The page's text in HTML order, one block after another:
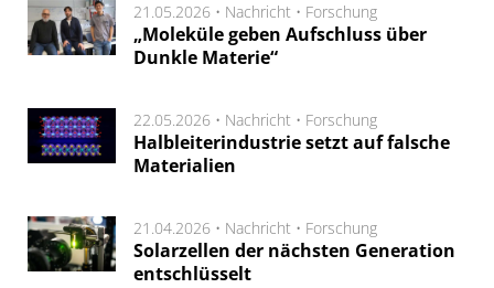
21.05.2026 • Nachricht • Forschung
„Moleküle geben Aufschluss über
Dunkle Materie“
22.05.2026 • Nachricht • Forschung
Halbleiterindustrie setzt auf falsche
Materialien
21.04.2026 • Nachricht • Forschung
Solarzellen der nächsten Generation
entschlüsselt